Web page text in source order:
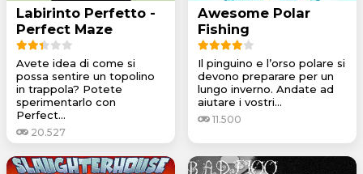
Labirinto Perfetto -
Perfect Maze
Avete idea di come si
possa sentire un topolino
in trappola? Potete
sperimentarlo con
Perfect...
20.527
Awesome Polar
Fishing
Il pinguino e l’orso polare si
devono preparare per un
lungo inverno. Andate ad
aiutare i vostri...
11.500